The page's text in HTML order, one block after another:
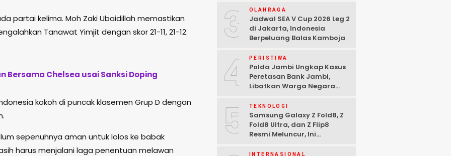
partai kelima. Moh Zaki Ubaidillah memastikan
Tanawat Yimjit dengan skor 21-11, 21-12.
Bersama Chelsea usai Sanksi Doping
kokoh di puncak klasemen Grup D dengan
sepenuhnya aman untuk lolos ke babak
harus menjalani laga penentuan melawan
3 OLAHRAGA
Jadwal SEA V Cup 2026 Leg 2
di Jakarta, Indonesia
Berpeluang Balas Kamboja
4 PERISTIWA
Polda Jambi Ungkap Kasus
Peretasan Bank Jambi,
Libatkan Warga Negara
Tersangka Ditangkap
5 TEKNOLOGI
Samsung Galaxy Z Fold8, Z
Fold8 Ultra, dan Z Flip8
Resmi Meluncur, Ini
INTERNASIONAL